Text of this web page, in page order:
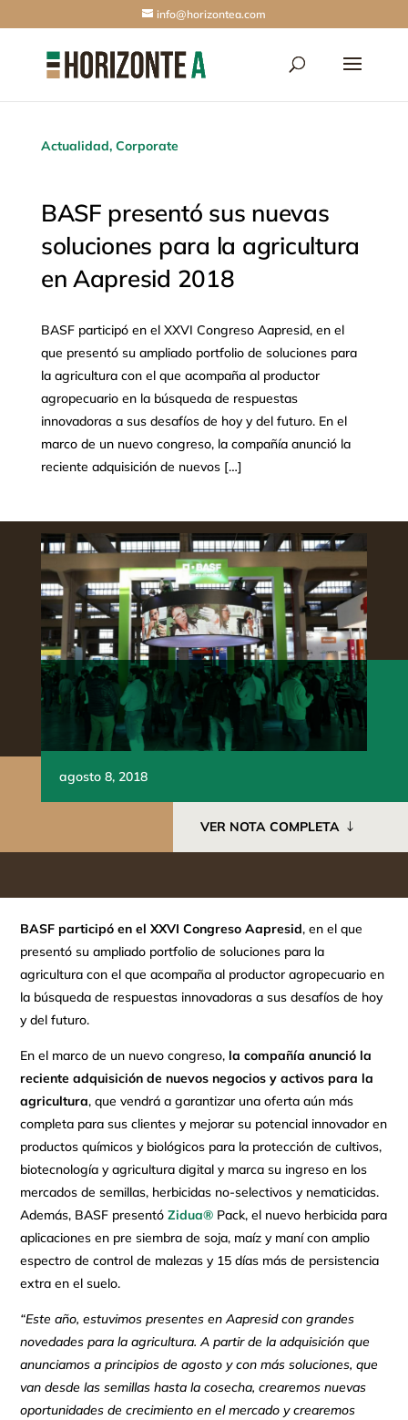
info@horizontea.com
Actualidad, Corporate
BASF presentó sus nuevas
soluciones para la agricultura
en Aapresid 2018
BASF participó en el XXVI Congreso Aapresid, en el
que presentó su ampliado portfolio de soluciones para
la agricultura con el que acompaña al productor
agropecuario en la búsqueda de respuestas
innovadoras a sus desafíos de hoy y del futuro. En el
marco de un nuevo congreso, la compañía anunció la
reciente adquisición de nuevos […]
agosto 8, 2018
VER NOTA COMPLETA
BASF participó en el XXVI Congreso Aapresid, en el que
presentó su ampliado portfolio de soluciones para la
agricultura con el que acompaña al productor agropecuario en
la búsqueda de respuestas innovadoras a sus desafíos de hoy
y del futuro.
En el marco de un nuevo congreso, la compañía anunció la
reciente adquisición de nuevos negocios y activos para la
agricultura, que vendrá a garantizar una oferta aún más
completa para sus clientes y mejorar su potencial innovador en
productos químicos y biológicos para la protección de cultivos,
biotecnología y agricultura digital y marca su ingreso en los
mercados de semillas, herbicidas no-selectivos y nematicidas.
Además, BASF presentóZidua® Pack, el nuevo herbicida para
aplicaciones en pre siembra de soja, maíz y maní con amplio
espectro de control de malezas y 15 días más de persistencia
extra en el suelo.
“Este año, estuvimos presentes en Aapresid con grandes
novedades para la agricultura. A partir de la adquisición que
anunciamos a principios de agosto y con más soluciones, que
van desde las semillas hasta la cosecha, crearemos nuevas
oportunidades de crecimiento en el mercado y crearemos